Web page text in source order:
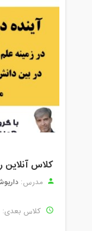
مدرس:
کلاس بعدی: